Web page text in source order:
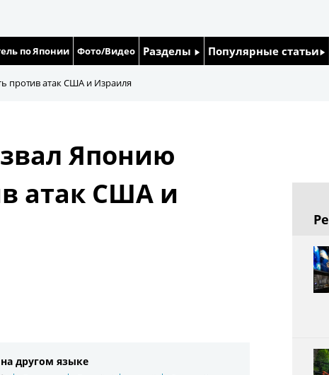
по Японии Фото/Видео Разделы
Политика
Экономика
Токио
Популярные статьи
против атак США и Израиля
Японию
атак США и
другом языке